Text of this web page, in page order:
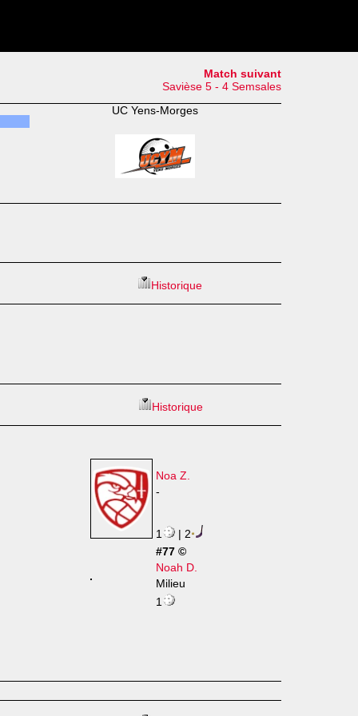
Match suivant
Savièse 5 - 4 Semsales
UC Yens-Morges
Historique
Historique
Noa Z.
-
1 | 2
#77 ©
Noah D.
Milieu
1